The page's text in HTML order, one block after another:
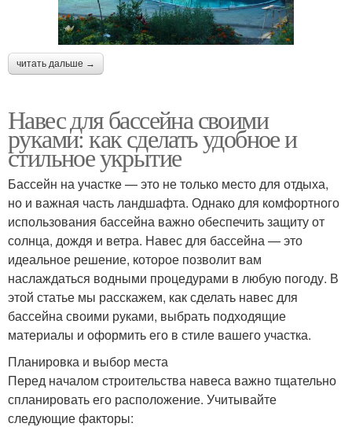
читать дальше →
Навес для бассейна своими
руками: как сделать удобное и
стильное укрытие
Бассейн на участке — это не только место для отдыха,
но и важная часть ландшафта. Однако для комфортного
использования бассейна важно обеспечить защиту от
солнца, дождя и ветра. Навес для бассейна — это
идеальное решение, которое позволит вам
наслаждаться водными процедурами в любую погоду. В
этой статье мы расскажем, как сделать навес для
бассейна своими руками, выбрать подходящие
материалы и оформить его в стиле вашего участка.
Планировка и выбор места
Перед началом строительства навеса важно тщательно
спланировать его расположение. Учитывайте
следующие факторы: